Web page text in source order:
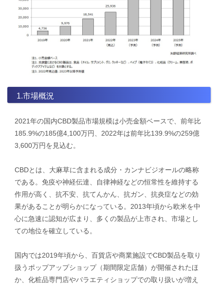
1.市場概況
2021年の国内CBD製品市場規模は小売金額ベースで、前年比
185.9%の185億4,100万円、2022年は前年比139.9%の259億
3,600万円を見込む。
CBDとは、大麻草に含まれる成分・カンナビジオールの略称
である。免疫や神経伝達、自律神経などの恒常性を維持する
作用が高く、抗不安、抗てんかん、抗ガン、抗炎症などの効
果があることが明らかになっている。2013年頃から欧米を中
心に急速に認知が広まり、多くの製品が上市され、市場とし
ての地位を確立している。
国内では2019年頃から、百貨店や商業施設でCBD製品を取り
扱うポップアップショップ（期間限定店舗）が開催されたほ
か、化粧品専門店やバラエティショップでの取り扱いが増え